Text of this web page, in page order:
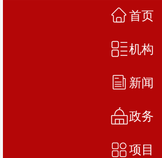
首页
机构
新闻
政务
项目